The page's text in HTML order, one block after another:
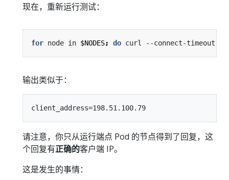
现在，重新运行测试：
for node in $NODES; do curl --connect-timeout
输出类似于：
请注意，你只从运行端点 Pod 的节点得到了回复，这
个回复有正确的客户端 IP。
这是发生的事情：